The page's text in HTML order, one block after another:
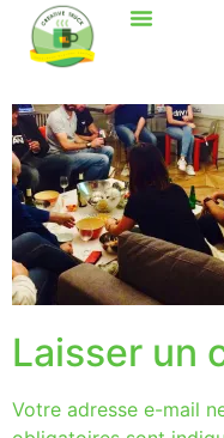
Laisser un
Votre adresse e-mail